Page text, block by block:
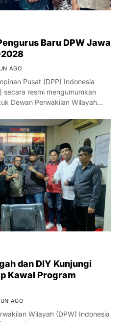
Baru DPW Jawa
AGO
Pusat (DPP) Indonesia
resmi mengumumkan
Dewan Perwakilan Wilayah…
dan DIY Kunjungi
Kawal Program
AGO
Wilayah (DPW) Indonesia